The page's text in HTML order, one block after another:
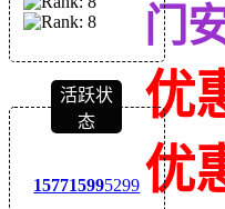
活跃状
态
157715995299
门
优
优